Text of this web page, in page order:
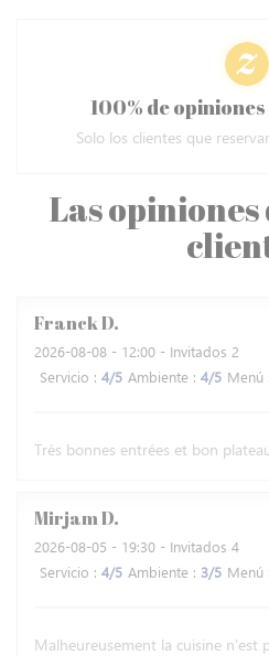
Las
FranckD
2026-08-08 - 12:00 - Invitados 2
Servicio : 4/5 Ambiente : 4/5 Menú
Très bonnes entrées et bon
MirjamD
2026-08-05 - 19:30 - Invitados 4
Servicio : 4/5 Ambiente : 3/5 Menú
Malheureusement la cuisine n’est
100% de
Solo los clientes que